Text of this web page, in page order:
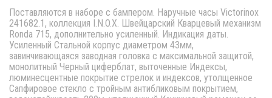
Поставляются в наборе с бампером. Наручные часы Victorinox
241682.1, коллекция I.N.O.X. Швейцарский Кварцевый механизм
Ronda 715, дополнительно усиленный. Индикация даты.
Усиленный Стальной корпус диаметром 43мм,
завинчивающаяся заводная головка с максимальной защитой,
монолитный Черный циферблат, выточенные Индексы,
люминесцентные покрытие стрелок и индексов, утолщенное
Сапфировое стекло с тройным антибликовым покрытием,